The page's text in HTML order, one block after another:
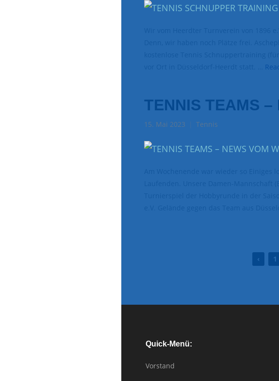
TENNIS TEAMS –
15. Mai 2023 Tennis
‹ 1
Quick-Menü:
Vorstand